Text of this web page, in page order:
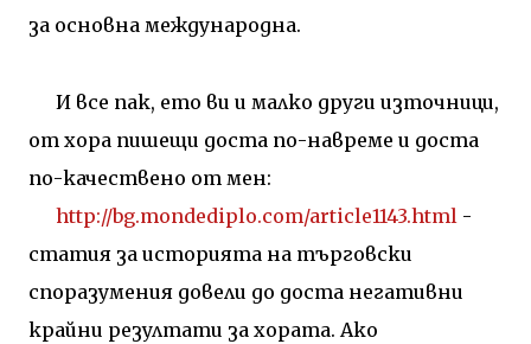
за основна международна.
И все пак, ето ви и малко други източници,
от хора пишещи доста по-навреме и доста
по-качествено от мен:
http://bg.mondediplo.com/article1143.html-
статия за историята на търговски
споразумения довели до доста негативни
крайни резултати за хората. Ако